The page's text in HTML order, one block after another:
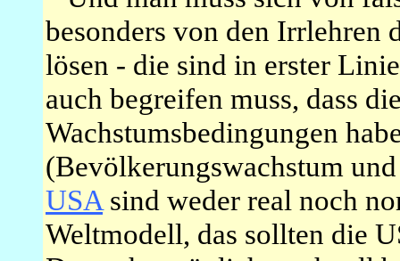
besonders von den Irrlehren
lösen - die sind in erster
auch begreifen muss, dass
Wachstumsbedingungen
(Bevölkerungswachstum
USA sind weder real noch
Weltmodell, das sollten die